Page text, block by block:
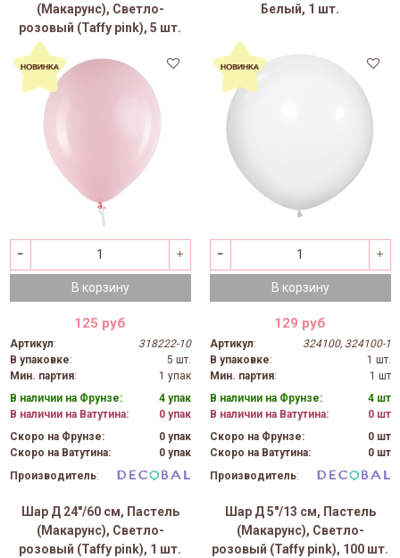
(Макарунс), Светло-
розовый (Taffy pink), 5 шт.
В корзину
125 руб
Артикул:
318222-10
В упаковке:
5 шт.
Мин. партия:
1 упак
В наличии на Фрунзе:
4 упак
В наличии на Ватутина:
0 упак
Скоро на Фрунзе:
0 упак
Скоро на Ватутина:
0 упак
Производитель:
Белый, 1 шт.
В корзину
129 руб
Артикул:
324100, 324100-1
В упаковке:
1 шт.
Мин. партия:
1 шт
В наличии на Фрунзе:
4 шт
В наличии на Ватутина:
0 шт
Скоро на Фрунзе:
0 шт
Скоро на Ватутина:
0 шт
Производитель:
Шар Д 24"/60 см, Пастель
(Макарунс), Светло-
розовый (Taffy pink), 1 шт.
Шар Д 5"/13 см, Пастель
(Макарунс), Светло-
розовый (Taffy pink), 100 шт.